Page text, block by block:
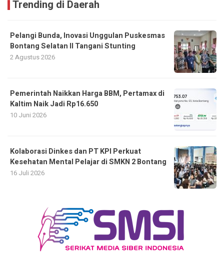
Trending di Daerah
Pelangi Bunda, Inovasi Unggulan Puskesmas
Bontang Selatan II Tangani Stunting
2 Agustus 2026
Pemerintah Naikkan Harga BBM, Pertamax di
Kaltim Naik Jadi Rp16.650
10 Juni 2026
Kolaborasi Dinkes dan PT KPI Perkuat
Kesehatan Mental Pelajar di SMKN 2 Bontang
16 Juli 2026